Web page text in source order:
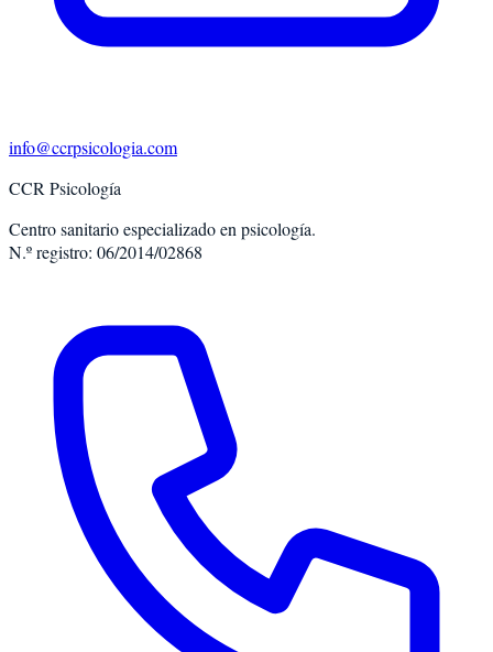
info@ccrpsicologia.com
CCR Psicología
Centro sanitario especializado en psicología.
N.º registro: 06/2014/02868